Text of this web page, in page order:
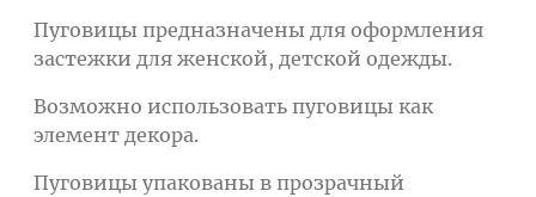
Пуговицы предназначены для оформления
застежки для женской, детской одежды.
Возможно использовать пуговицы как
элемент декора.
Пуговицы упакованы в прозрачный